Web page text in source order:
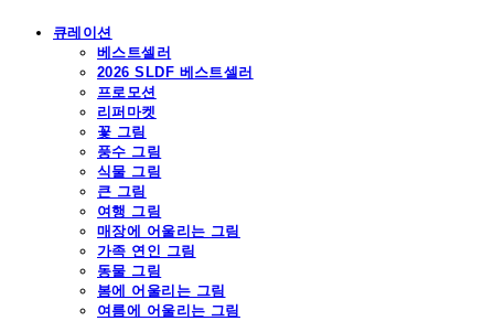
큐레이션
베스트셀러
2026 SLDF 베스트셀러
프로모션
리퍼마켓
꽃 그림
풍수 그림
식물 그림
큰 그림
여행 그림
매장에 어울리는 그림
가족 연인 그림
동물 그림
봄에 어울리는 그림
여름에 어울리는 그림